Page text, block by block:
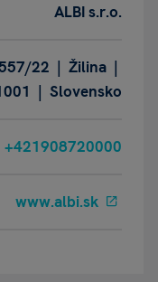
ALBI s.r.o.
22 | Žilina |
| Slovensko
+421908720000
www.albi.sk